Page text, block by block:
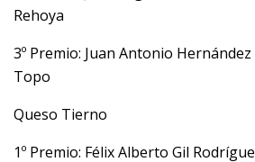
Rehoya
3º Premio: Juan Antonio
Topo
Queso Tierno
1º Premio: Félix Alberto Gil